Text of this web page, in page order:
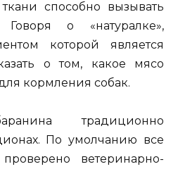
способно вызывать
о «натуралке»,
которой является
о том, какое мясо
кормления собак.
баранина традиционно
По умолчанию все
ветеринарно-